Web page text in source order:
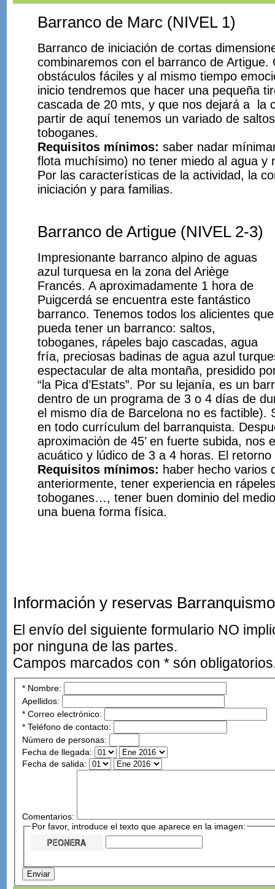
Barranco de Marc (NIVEL 1)
Barranco de iniciación de cortas
combinaremos con el barranco de Artigue.
obstáculos fáciles y al mismo tiempo
inicio tendremos que hacer una pequeña
cascada de 20 mts, y que nos dejará a la
partir de aquí tenemos un variado de
toboganes.
Requisitos mínimos: saber nadar
flota muchísimo) no tener miedo al agua y
Por las características de la actividad, la
iniciación y para familias.
Barranco de Artigue (NIVEL 2-3)
Impresionante barranco alpino de aguas
azul turquesa en la zona del Ariège
Francés. A aproximadamente 1 hora de
Puigcerdá se encuentra este fantástico
barranco. Tenemos todos los alicientes que
pueda tener un barranco: saltos,
toboganes, rápeles bajo cascadas, agua
fría, preciosas badinas de agua azul
espectacular de alta montaña, presidido
“la Pica d’Estats”. Por su lejanía, es un
dentro de un programa de 3 o 4 días de
el mismo día de Barcelona no es factible).
en todo currículum del barranquista.
aproximación de 45’ en fuerte subida, nos
acuático y lúdico de 3 a 4 horas. El
Requisitos mínimos: haber hecho varios
anteriormente, tener experiencia en
toboganes…, tener buen dominio del
una buena forma física.
Información y reservas
El envío del siguiente formulario NO
por ninguna de las partes.
Campos marcados con * són
*Nombre:
Apellidos:
*Correo electrónico:
*Teléfono de contacto:
Número de personas:
Fecha de llegada:
Fecha de salida:
Comentarios:
Por favor, introduce el texto que aparece en la imagen: